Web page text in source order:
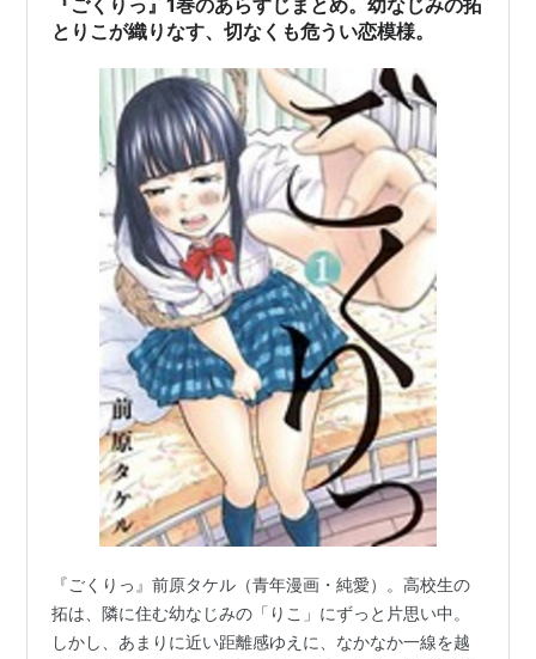
『ごくりっ』1巻のあらすじまとめ。幼なじみの拓
とりこが織りなす、切なくも危うい恋模様。
『ごくりっ』前原タケル（青年漫画・純愛）。高校生の
拓は、隣に住む幼なじみの「りこ」にずっと片思い中。
しかし、あまりに近い距離感ゆえに、なかなか一線を越